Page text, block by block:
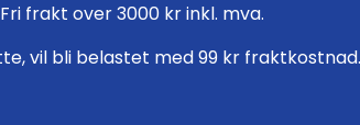
Fri frakt over 3000 kr inkl. mva.
vil bli belastet med 99 kr